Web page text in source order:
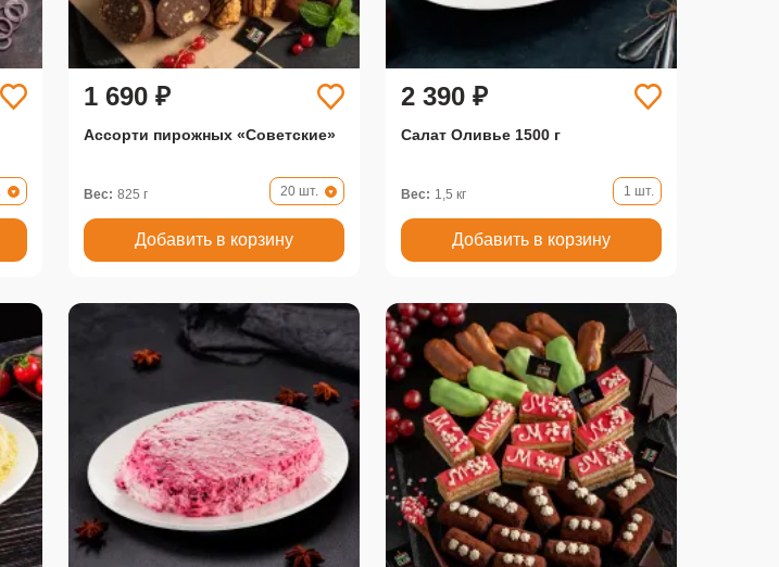
1 690 ₽
Ассорти пирожных «Советские»
Вес: 825 г 20 шт.
Добавить в корзину
2 390 ₽
Салат Оливье 1500 г
Вес: 1,5 кг 1 шт.
Добавить в корзину